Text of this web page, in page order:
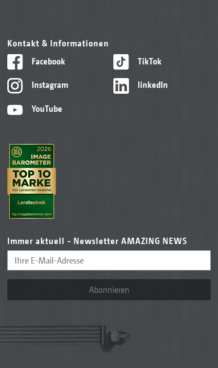
Kontakt & Informationen
Facebook
Instagram
YouTube
TikTok
linkedIn
Immer aktuell - Newsletter AMAZING NEWS
Abonnieren